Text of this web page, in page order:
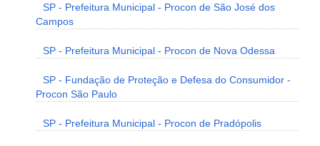
SP - Prefeitura Municipal - Procon de São José dos
Campos
SP - Prefeitura Municipal - Procon de Nova Odessa
SP - Fundação de Proteção e Defesa do Consumidor -
Procon São Paulo
SP - Prefeitura Municipal - Procon de Pradópolis